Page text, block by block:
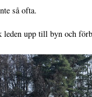
så ofta.
leden upp till byn och